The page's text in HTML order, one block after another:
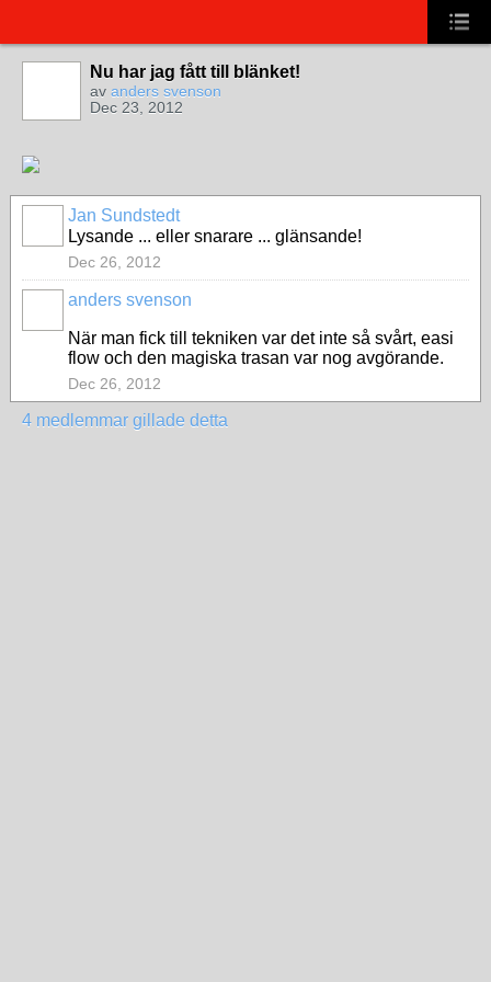
Nu har jag fått till blänket!
av anders svenson
Dec 23, 2012
Jan Sundstedt
Lysande ... eller snarare ... glänsande!
Dec 26, 2012
anders svenson
När man fick till tekniken var det inte så svårt, easi
flow och den magiska trasan var nog avgörande.
Dec 26, 2012
4 medlemmar gillade detta